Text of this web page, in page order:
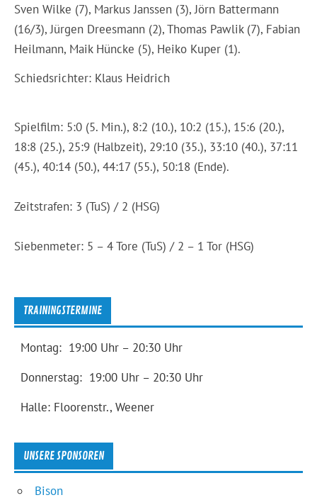
Sven Wilke (7), Markus Janssen (3), Jörn Battermann
(16/3), Jürgen Dreesmann (2), Thomas Pawlik (7), Fabian
Heilmann, Maik Hüncke (5), Heiko Kuper (1).
Schiedsrichter: Klaus Heidrich
Spielfilm: 5:0 (5. Min.), 8:2 (10.), 10:2 (15.), 15:6 (20.),
18:8 (25.), 25:9 (Halbzeit), 29:10 (35.), 33:10 (40.), 37:11
(45.), 40:14 (50.), 44:17 (55.), 50:18 (Ende).
Zeitstrafen: 3 (TuS) / 2 (HSG)
Siebenmeter: 5 – 4 Tore (TuS) / 2 – 1 Tor (HSG)
TRAININGSTERMINE
Montag: 19:00 Uhr – 20:30 Uhr
Donnerstag: 19:00 Uhr – 20:30 Uhr
Halle: Floorenstr., Weener
UNSERE SPONSOREN
Bison